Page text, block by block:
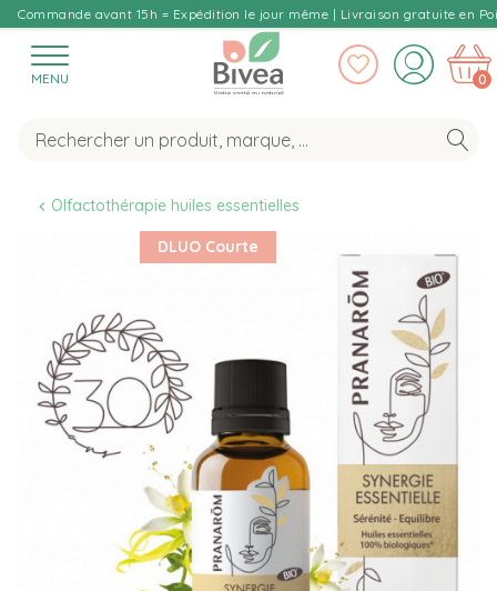
Commande avant 15h = Expédition le jour même | Livraison gratuite en
MENU 0
Olfactothérapie huiles essentielles
DLUO Courte